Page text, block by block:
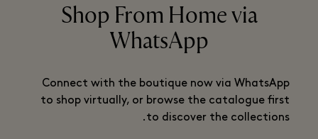
Shop From Home via
WhatsApp
Connect with the boutique now via WhatsApp
to shop virtually, or browse the catalogue first
to discover the collections.